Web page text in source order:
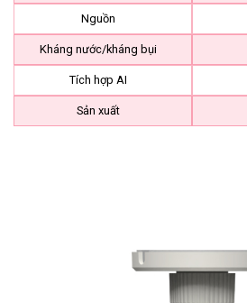
Nguồn
Kháng nước/kháng bụi
Tích hợp AI
Sản xuất